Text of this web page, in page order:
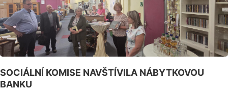
SOCIÁLNÍ KOMISE NAVŠTÍVILA NÁBYTKOVOU
BANKU